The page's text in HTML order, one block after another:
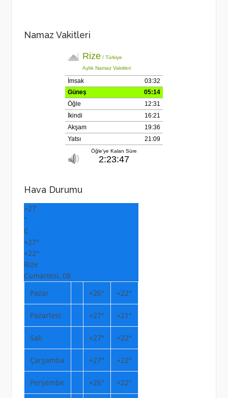
Namaz Vakitleri
Hava Durumu
+27
°
C
+27°
+22°
Rize
Cumartesi, 08
Pazar
+26° +22°
Pazartesi +27° +21°
Salı +27° +22°
Çarşamba +27° +22°
Perşembe +26° +22°